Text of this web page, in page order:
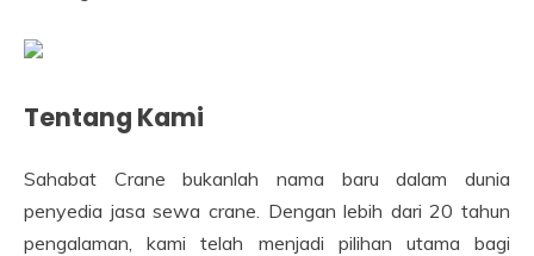
Tentang Kami
Sahabat Crane bukanlah nama baru dalam dunia
penyedia jasa sewa crane. Dengan lebih dari 20 tahun
pengalaman, kami telah menjadi pilihan utama bagi